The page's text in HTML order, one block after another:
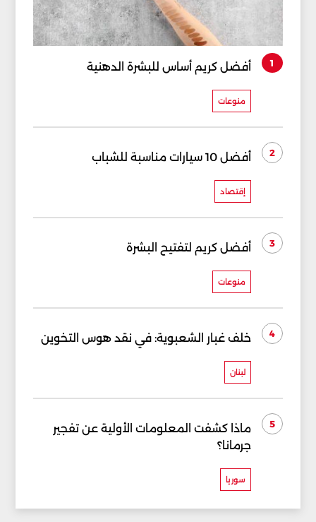
1 أفضل كريم أساس للبشرة الدهنية
منوعات
2 أفضل 10 سيارات مناسبة للشباب
إقتصاد
3 أفضل كريم لتفتيح البشرة
منوعات
4 خلف غبار الشعبوية: في نقد هوس التخوين
لبنان
5
ماذا كشفت المعلومات الأولية عن تفجير
جرمانا؟
سوريا